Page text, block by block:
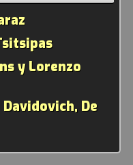
y Lorenzo
De